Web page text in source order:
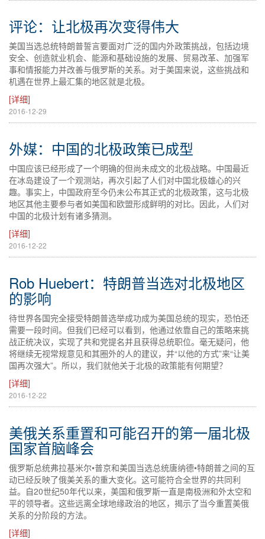
评论：让北极再次变得伟大
美国当选总统特朗普誓言要面对广泛的国内外政策挑战，包括边境
安全、创造就业机会、能源和基础设施的发展、贸易改革、加强军
事和情报能力并改善与俄罗斯的关系。对于美国来说，这些挑战和
机遇在世界上最汇集的地区就是北极。
[详细]
2016-12-29
外媒：中国的北极政策已成型
中国应该已经形成了一个明确的但尚未成文的北极战略。中国最近
在冰岛建设了一个观测站，再次引起了人们对中国北极雄心的兴
趣。事实上，中国政府至今仍未公布其正式的北极政策，这与北极
地区其他主要参与者如美国和欧盟形成鲜明的对比。因此，人们对
中国的北极计划有诸多猜测。
[详细]
2016-12-22
Rob Huebert：特朗普当选对北极地区
的影响
待世界各国完全接受特朗普选举成功成为美国总统的现实，恐怕还
需要一段时间。但我们已经可以看到，他通过依靠自己的策略来挑
战正统决议，实现了共和党提名并且获得总统职位。毫无疑问，他
将继续无视常规意见和其圈外的人的建议，并“以他的方式”来“让美
国再次强大”。所以，我们就他关于北极的政策能有何期望？
[详细]
2016-12-22
美俄关系重置和可能召开的第一届北极
国家首脑峰会
俄罗斯总统弗拉基米尔•普京和美国当选总统唐纳德•特朗普之间的互
动已经反映了俄美关系的重大变化。这可能符合全世界的共同利
益。自20世纪50年代以来，美国和俄罗斯一直是南极洲和外太空和
平的领导者。这些远离全球地缘政治的地区，揭示了当今重置美俄
关系的分阶段的方法。
[详细]